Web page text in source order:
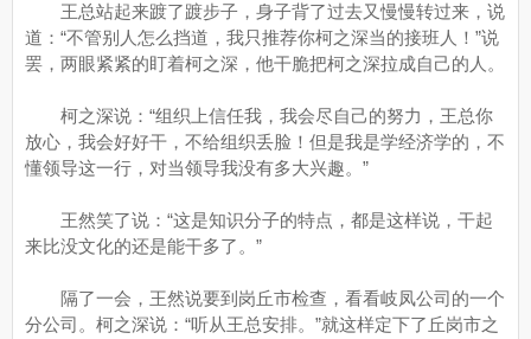
王总站起来踱了踱步子，身子背了过去又慢慢转过来，说
道：“不管别人怎么挡道，我只推荐你柯之深当的接班人！”说
罢，两眼紧紧的盯着柯之深，他干脆把柯之深拉成自己的人。
柯之深说：“组织上信任我，我会尽自己的努力，王总你
放心，我会好好干，不给组织丢脸！但是我是学经济学的，不
懂领导这一行，对当领导我没有多大兴趣。”
王然笑了说：“这是知识分子的特点，都是这样说，干起
来比没文化的还是能干多了。”
隔了一会，王然说要到岗丘市检查，看看岐凤公司的一个
分公司。柯之深说：“听从王总安排。”就这样定下了丘岗市之